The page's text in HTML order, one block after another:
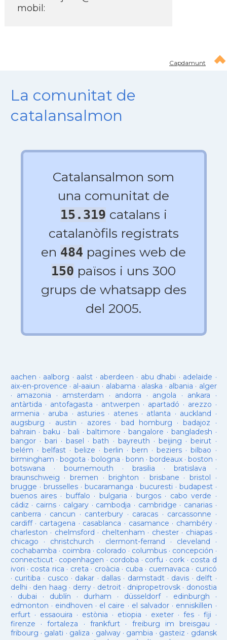
mobil:
Capdamunt
La comunitat de
catalansalmon
Catalansalmon som
una comunitat de
15.319 catalans i
catalanòfils registrats
en 484 pagines web de
150 països i uns 300
grups de whatsapp des
del 2005.
aachen · aalborg · aalst · aberdeen · abu dhabi · adelaide ·
aix-en-provence · al-aaiun · alabama · alaska · albania · alger
· amazonia · amsterdam · andorra · angola · ankara ·
antàrtida · antofagasta · antwerpen · apartadó · arezzo ·
armenia · aruba · asturies· atenes· atlanta · auckland ·
augsburg · austin · azores·bad homburg ·badajoz ·
bahrain ·baku · bali ·baltimore ·bangalore · bangladesh ·
bangor· bari ·basel ·bath · bayreuth ·beijing ·beirut ·
belém · belfast· belize · berlin ·bern ·beziers ·bilbao ·
birmingham · bogota · bologna ·bonn ·bordeaux ·boston ·
botswana · bournemouth ·brasilia ·bratislava ·
braunschweig · bremen ·brighton · brisbane · bristol ·
brugge · brusselles· bucaramanga · bucuresti · budapest·
buenos aires· buffalo · bulgaria · burgos· cabo verde ·
cádiz · cairns· calgary · cambodja · cambridge · canarias·
canberra · cancun · canterbury · caracas · carcassonne ·
cardiff· cartagena · casablanca · casamance · chambéry·
charleston · chelmsford · cheltenham · chester· chiapas ·
chicago · christchurch · clermont-ferrand · cleveland ·
cochabamba · coimbra · colorado · columbus· concepción ·
connecticut· copenhagen · cordoba · corfu · cork · costa d
ivori · costa rica · creta · croàcia · cuba · cuernavaca · curicó
· curitiba · cusco · dakar · dallas · darmstadt· davis · delft ·
delhi · den haag · derry· detroit· dnipropetrovsk· donostia
· dubai · dublín · durham · düsseldorf· edinburgh ·
edmonton · eindhoven · el caire · el salvador · enniskillen ·
erfurt· essaouira · estònia · etiopia · exeter· fes· fiji ·
firenze ·fortaleza · frankfurt· freiburg im breisgau ·
fribourg · galati · galiza · galway· gambia · gasteiz · gdansk